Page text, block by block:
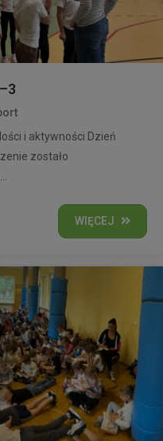
i aktywności Dzień
zostało
WIĘCEJ